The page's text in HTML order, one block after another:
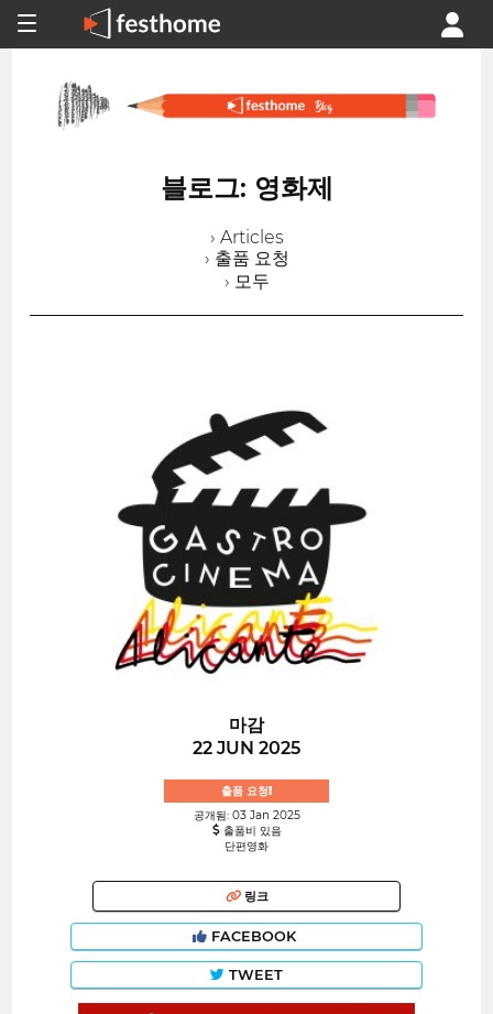
블로그: 영화제
› Articles
› 출품 요청
› 모두
마감
22 JUN 2025
출품 요청!
공개됨: 03 Jan 2025
출품비 있음
단편영화
링크
FACEBOOK
TWEET